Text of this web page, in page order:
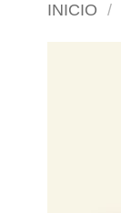
INICIO /